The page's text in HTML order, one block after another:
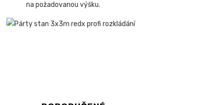
na požadovanou výšku.